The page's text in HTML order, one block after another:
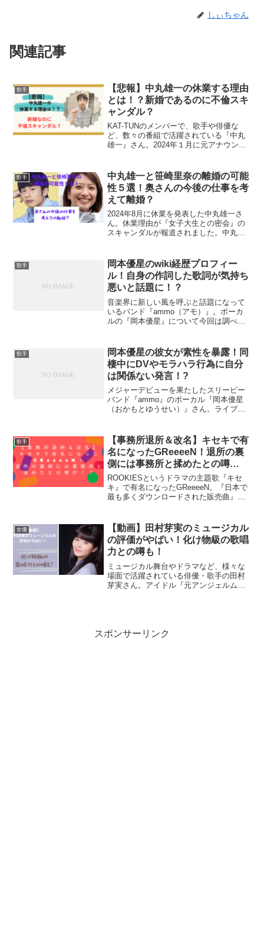
しぃちゃん
関連記事
歌手
【悲報】中丸雄一の休業する理由
とは！？新婚であるのに不倫スキ
ャンダル？
KAT-TUNのメンバーで、歌手や俳優な
ど、数々の番組で活躍されている『中丸
雄一』さん。2024年１月に元アナウンサ
さん。しかし、2024年8月７日に『各テレ
ビ局出演を...
歌手
中丸雄一と笹崎里奈の離婚の可能
性５選！奥さんの今後の仕事を考
えて離婚？
2024年8月に休業を発表した中丸雄一さ
ん。休業理由が『女子大生との密会』の
スキャンダルが報道されました。中丸雄
のスキャンダルで中丸雄一さんと笹崎里
奈さんが離婚の可能...
歌手
岡本優星のwiki経歴プロフィー
ル！自身の作詞した歌詞が気持ち
悪いと話題に！？
音楽界に新しい風を呼ぶと話題になって
いるバンド『ammo（アモ）』。ボーカ
ルの『岡本優星』について今回は調べま
1999年6月6日年齢：25歳（2024年現在）
出身地：大...
歌手
岡本優星の彼女が素性を暴露！同
棲中にDVやモラハラ行為に自分
は関係ない発言！?
メジャーデビューを果たしたスリーピー
バンド『ammo』のボーカル『岡本優星
（おかもとゆうせい）』さん。ライブを
呼んでいます。岡本優星さんの彼女や岡
本優星さんの素性につい...
歌手
【事務所退所＆改名】キセキで有
名になったGReeeeN！退所の裏
側には事務所と揉めたとの噂
が？！
ROOKIESというドラマの主題歌『キセ
キ』で有名になったGReeeeN。『日本で
最も多くダウンロードされた販売曲』と
されていて、Eテレの『いないいないば
ぁ』にも提...
女優
【動画】田村芽実のミュージカル
の評価がやばい！化け物級の歌唱
力との噂も！
ミュージカル舞台やドラマなど、様々な
場面で活躍されている俳優・歌手の田村
芽実さん。アイドル『元アンジェルム』
スポンサーリンク